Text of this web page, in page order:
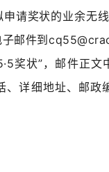
申请奖状的业余无
邮件到
奖状”，邮件正文
、详细地址、邮政